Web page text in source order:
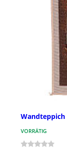
Wandteppich
VORRÄTIG